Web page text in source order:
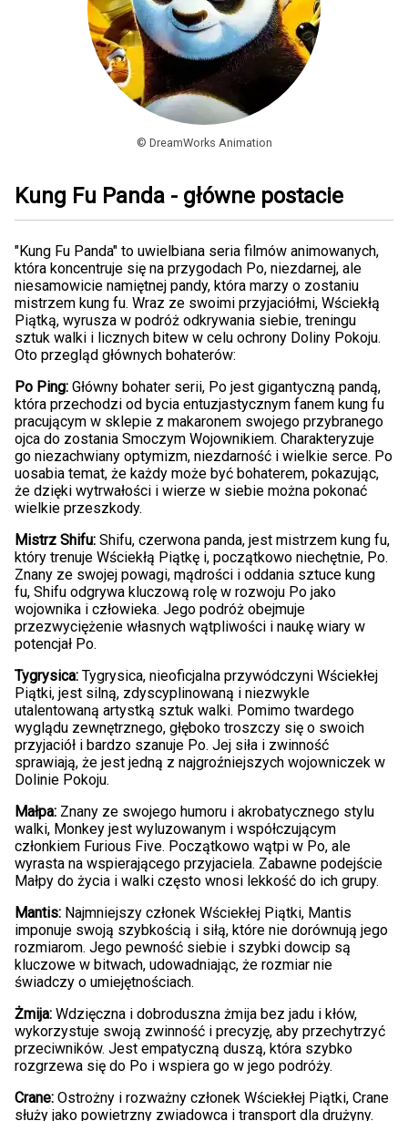
© DreamWorks Animation
Kung Fu Panda - główne postacie
"Kung Fu Panda" to uwielbiana seria filmów animowanych,
która koncentruje się na przygodach Po, niezdarnej, ale
niesamowicie namiętnej pandy, która marzy o zostaniu
mistrzem kung fu. Wraz ze swoimi przyjaciółmi, Wściekłą
Piątką, wyrusza w podróż odkrywania siebie, treningu
sztuk walki i licznych bitew w celu ochrony Doliny Pokoju.
Oto przegląd głównych bohaterów:
Po Ping: Główny bohater serii, Po jest gigantyczną pandą,
która przechodzi od bycia entuzjastycznym fanem kung fu
pracującym w sklepie z makaronem swojego przybranego
ojca do zostania Smoczym Wojownikiem. Charakteryzuje
go niezachwiany optymizm, niezdarność i wielkie serce. Po
uosabia temat, że każdy może być bohaterem, pokazując,
że dzięki wytrwałości i wierze w siebie można pokonać
wielkie przeszkody.
Mistrz Shifu: Shifu, czerwona panda, jest mistrzem kung fu,
który trenuje Wściekłą Piątkę i, początkowo niechętnie, Po.
Znany ze swojej powagi, mądrości i oddania sztuce kung
fu, Shifu odgrywa kluczową rolę w rozwoju Po jako
wojownika i człowieka. Jego podróż obejmuje
przezwyciężenie własnych wątpliwości i naukę wiary w
potencjał Po.
Tygrysica: Tygrysica, nieoficjalna przywódczyni Wściekłej
Piątki, jest silną, zdyscyplinowaną i niezwykle
utalentowaną artystką sztuk walki. Pomimo twardego
wyglądu zewnętrznego, głęboko troszczy się o swoich
przyjaciół i bardzo szanuje Po. Jej siła i zwinność
sprawiają, że jest jedną z najgroźniejszych wojowniczek w
Dolinie Pokoju.
Małpa: Znany ze swojego humoru i akrobatycznego stylu
walki, Monkey jest wyluzowanym i współczującym
członkiem Furious Five. Początkowo wątpi w Po, ale
wyrasta na wspierającego przyjaciela. Zabawne podejście
Małpy do życia i walki często wnosi lekkość do ich grupy.
Mantis: Najmniejszy członek Wściekłej Piątki, Mantis
imponuje swoją szybkością i siłą, które nie dorównują jego
rozmiarom. Jego pewność siebie i szybki dowcip są
kluczowe w bitwach, udowadniając, że rozmiar nie
świadczy o umiejętnościach.
Żmija: Wdzięczna i dobroduszna żmija bez jadu i kłów,
wykorzystuje swoją zwinność i precyzję, aby przechytrzyć
przeciwników. Jest empatyczną duszą, która szybko
rozgrzewa się do Po i wspiera go w jego podróży.
Crane: Ostrożny i rozważny członek Wściekłej Piątki, Crane
służy jako powietrzny zwiadowca i transport dla drużyny.